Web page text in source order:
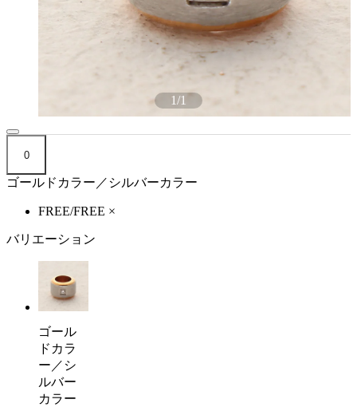
1/1
0
ゴールドカラー／シルバーカラー
FREE/FREE ×
バリエーション
ゴール
ドカラ
ー／シ
ルバー
カラー